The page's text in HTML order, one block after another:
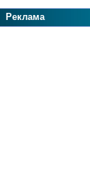
Реклама